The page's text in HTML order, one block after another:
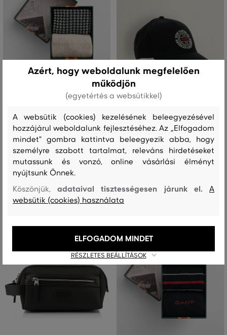
ZOKNI GANT HOUNDSTOOTH
PATTERN SOCKS 2-P GB
11 390 Ft
Elérhető méretek:
AKCIÓ -30%
SAPKA GANT ENTRY GRAPHIC CAP
19 590 Ft
13 710 Ft
Elérhető méretek:
Egy méret
Azért, hogy weboldalunk megfelelően
működjön
(egyetértés a websütikkel)
A websütik (cookies) kezelésének beleegyezésével
hozzájárul weboldalunk fejlesztéséhez. Az „Elfogadom
mindet" gombra kattintva beleegyezik abba, hogy
személyre szabott tartalmat, releváns hirdetéseket
mutassunk és vonzó, online vásárlási élményt
nyújtsunk Önnek.
Köszönjük,adataival tisztességesen járunk el.A
websütik (cookies) használata
RÉSZLETES BEÁLLÍTÁSOK
ELFOGADOM MINDET